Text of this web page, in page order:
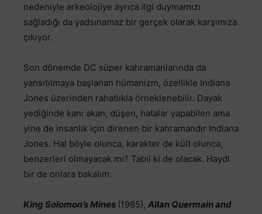
nedeniyle arkeolojiye ayrıca ilgi duymamızı
sağladığı da yadsınamaz bir gerçek olarak karşımıza
çıkıyor.
Son dönemde DC süper kahramanlarında da
yansıtılmaya başlanan hümanizm, özellikle Indiana
Jones üzerinden rahatlıkla örneklenebilir. Dayak
yediğinde kanı akan, düşen, hatalar yapabilen ama
yine de insanlık için direnen bir kahramandır Indiana
Jones. Hal böyle olunca, karakter de kült olunca,
benzerleri olmayacak mı? Tabii ki de olacak. Haydi
bir de onlara bakalım.
King Solomon’s Mines (1985), Allan Quermain and